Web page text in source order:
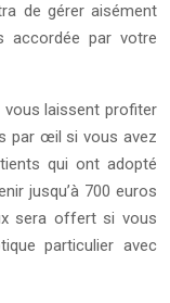
de gérer aisément
accordée par votre
vous laissent profiter
par œil si vous avez
qui ont adopté
jusqu’à 700 euros
sera offert si vous
particulier avec